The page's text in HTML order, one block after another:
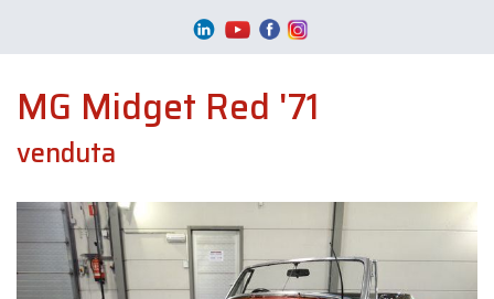
MG Midget Red '71
venduta